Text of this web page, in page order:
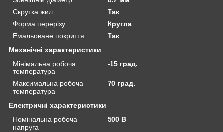
Скрутка жил
Так
Форма перерізу
Кругла
Емальоване покриття
Так
Механічні характеристики
Мінімальна робоча
температура
-15 град.
Максимальна робоча
температура
70 град.
Електричні характеристики
Номінальна робоча
напруга
500 В